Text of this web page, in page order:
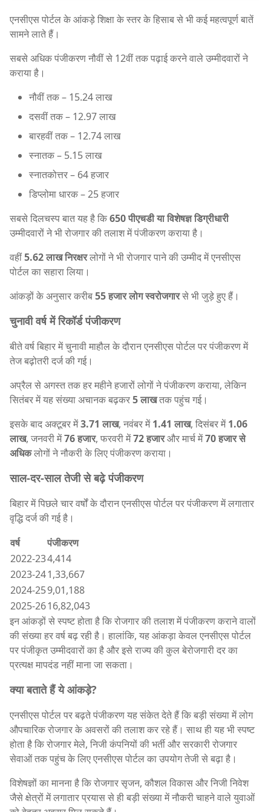
एनसीएस पोर्टल के आंकड़े शिक्षा के स्तर के हिसाब से भी कई महत्वपूर्ण बातें
सामने लाते हैं।
सबसे अधिक पंजीकरण नौवीं से 12वीं तक पढ़ाई करने वाले उम्मीदवारों ने
कराया है।
नौवीं तक – 15.24 लाख
दसवीं तक – 12.97 लाख
बारहवीं तक – 12.74 लाख
स्नातक – 5.15 लाख
स्नातकोत्तर – 64 हजार
डिप्लोमा धारक – 25 हजार
सबसे दिलचस्प बात यह है कि650 पीएचडी या विशेषज्ञ डिग्रीधारी
उम्मीदवारों ने भी रोजगार की तलाश में पंजीकरण कराया है।
वहीं5.62 लाख निरक्षरलोगों ने भी रोजगार पाने की उम्मीद में एनसीएस
पोर्टल का सहारा लिया।
आंकड़ों के अनुसार करीब55 हजार लोग स्वरोजगारसे भी जुड़े हुए हैं।
चुनावी वर्ष में रिकॉर्ड पंजीकरण
बीते वर्ष बिहार में चुनावी माहौल के दौरान एनसीएस पोर्टल पर पंजीकरण में
तेज बढ़ोतरी दर्ज की गई।
अप्रैल से अगस्त तक हर महीने हजारों लोगों ने पंजीकरण कराया, लेकिन
सितंबर में यह संख्या अचानक बढ़कर5 लाखतक पहुंच गई।
इसके बाद अक्टूबर में3.71 लाख, नवंबर में1.41 लाख, दिसंबर में1.06
लाख, जनवरी में76 हजार, फरवरी में72 हजारऔर मार्च में70 हजार से
अधिकलोगों ने नौकरी के लिए पंजीकरण कराया।
साल-दर-साल तेजी से बढ़े पंजीकरण
बिहार में पिछले चार वर्षों के दौरान एनसीएस पोर्टल पर पंजीकरण में लगातार
वृद्धि दर्ज की गई है।
वर्ष
पंजीकरण
2022-234,414
2023-241,33,667
2024-259,01,188
2025-2616,82,043
इन आंकड़ों से स्पष्ट होता है कि रोजगार की तलाश में पंजीकरण कराने वालों
की संख्या हर वर्ष बढ़ रही है। हालांकि, यह आंकड़ा केवल एनसीएस पोर्टल
पर पंजीकृत उम्मीदवारों का है और इसे राज्य की कुल बेरोजगारी दर का
प्रत्यक्ष मापदंड नहीं माना जा सकता।
क्या बताते हैं ये आंकड़े?
एनसीएस पोर्टल पर बढ़ते पंजीकरण यह संकेत देते हैं कि बड़ी संख्या में लोग
औपचारिक रोजगार के अवसरों की तलाश कर रहे हैं। साथ ही यह भी स्पष्ट
होता है कि रोजगार मेले, निजी कंपनियों की भर्ती और सरकारी रोजगार
सेवाओं तक पहुंच के लिए एनसीएस पोर्टल का उपयोग तेजी से बढ़ा है।
विशेषज्ञों का मानना है कि रोजगार सृजन, कौशल विकास और निजी निवेश
जैसे क्षेत्रों में लगातार प्रयास से ही बड़ी संख्या में नौकरी चाहने वाले युवाओं